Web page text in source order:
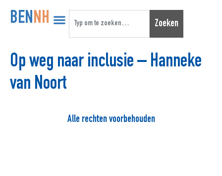
BENNH Zoeken
Op weg naar inclusie – Hanneke
van Noort
Alle rechten voorbehouden